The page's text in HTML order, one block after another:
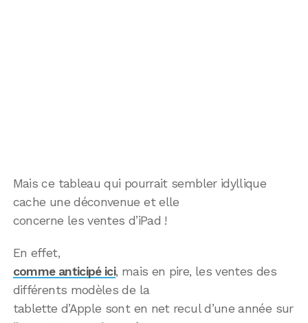
Mais ce tableau qui pourrait sembler idyllique
cache une déconvenue et elle
concerne les ventes d’iPad !
En effet,
comme anticipé ici, mais en pire, les ventes des
différents modèles de la
tablette d’Apple sont en net recul d’une année sur